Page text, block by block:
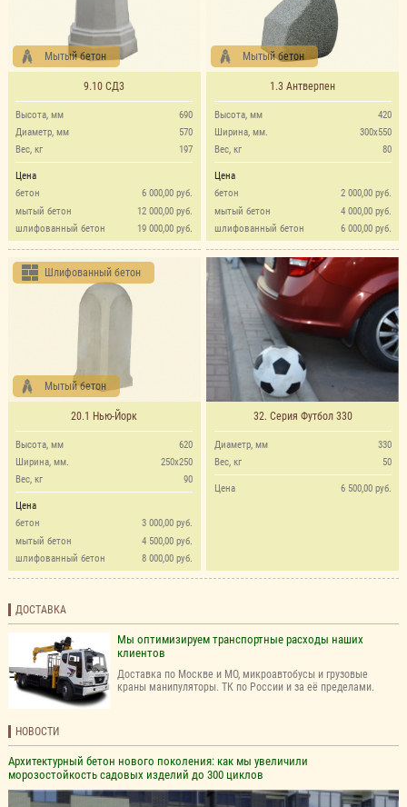
ДОСТАВКА
Мы оптимизируем транспортные расходы наших
клиентов
Доставка по Москве и МО, микроавтобусы и грузовые
краны манипуляторы. ТК по России и за её пределами.
НОВОСТИ
Архитектурный бетон нового поколения: как мы увеличили
морозостойкость садовых изделий до 300 циклов
Мытый бетон
9.10 СД3
690
Высота, мм
570
Диаметр, мм
197
Вес, кг
Цена
6 000,00 руб.
бетон
12 000,00 руб.
мытый бетон
19 000,00 руб.
шлифованный бетон
Мытый бетон
1.3 Антверпен
420
Высота, мм
300х550
Ширина, мм.
80
Вес, кг
Цена
2 000,00 руб.
бетон
4 000,00 руб.
мытый бетон
6 000,00 руб.
шлифованный бетон
Мытый бетон
Шлифованный бетон
20.1 Нью-Йорк
620
Высота, мм
250х250
Ширина, мм.
90
Вес, кг
Цена
3 000,00 руб.
бетон
4 500,00 руб.
мытый бетон
8 000,00 руб.
шлифованный бетон
32. Серия Футбол 330
330
Диаметр, мм
50
Вес, кг
6 500,00 руб.
Цена